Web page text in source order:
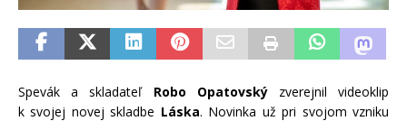
Spevák a skladateľ Robo Opatovskýzverejnil videoklip
k svojej novej skladbe Láska. Novinka už pri svojom vzniku